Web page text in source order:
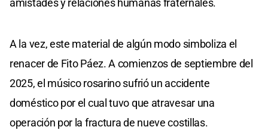
A la vez, este material de algún modo simboliza el
renacer de Fito Páez. A comienzos de septiembre del
2025, el músico rosarino sufrió un accidente
doméstico por el cual tuvo que atravesar una
operación por la fractura de nueve costillas.